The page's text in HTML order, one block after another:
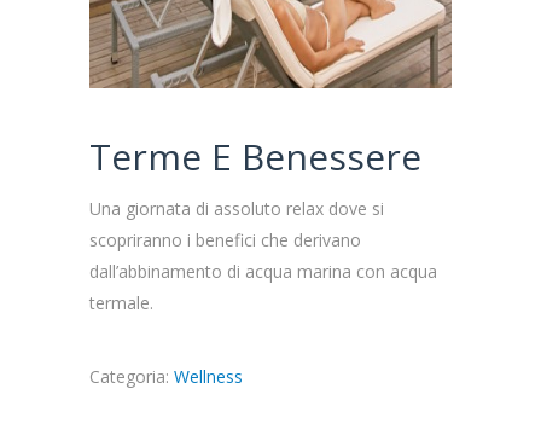
Terme E Benessere
Una giornata di assoluto relax dove si
scopriranno i benefici che derivano
dall’abbinamento di acqua marina con acqua
termale.
Categoria: Wellness